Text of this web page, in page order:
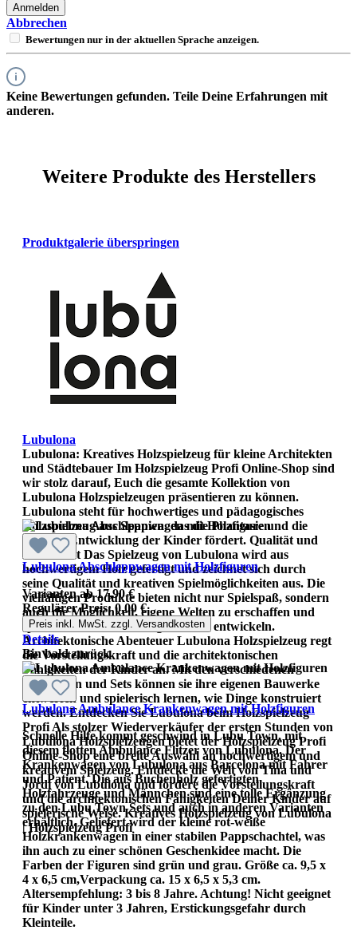
Anmelden
Abbrechen
Bewertungen nur in der aktuellen Sprache anzeigen.
Keine Bewertungen gefunden. Teile Deine Erfahrungen mit
anderen.
Weitere Produkte des Herstellers
Produktgalerie überspringen
Lubulona
Lubulona: Kreatives Holzspielzeug für kleine Architekten
und Städtebauer Im Holzspielzeug Profi Online-Shop sind
wir stolz darauf, Euch die gesamte Kollektion von
Lubulona Holzspielzeugen präsentieren zu können.
Lubulona steht für hochwertiges und pädagogisches
Holzspielzeug aus Spanien, das die Phantasie und die
kreative Entwicklung der Kinder fördert. Qualität und
Kreativität Das Spielzeug von Lubulona wird aus
hochwertigem Holz gefertigt und zeichnet sich durch
seine Qualität und kreativen Spielmöglichkeiten aus. Die
vielfältigen Produkte bieten nicht nur Spielspaß, sondern
auch die Möglichkeit, eigene Welten zu erschaffen und
spielerisch die Vorstellungskraft zu entwickeln.
Architektonische Abenteuer Lubulona Holzspielzeug regt
die Vorstellungskraft und die architektonischen
Fähigkeiten der Kinder an. Mit den verschiedenen
Bausteinen und Sets können sie ihre eigenen Bauwerke
entwerfen und spielerisch lernen, wie Dinge konstruiert
werden. Entdecken Sie Lubulona beim Holzspielzeug
Profi Als stolzer Wiederverkäufer der ersten Stunden von
Lubulona Holzspielzeugen bietet der Holzspielzeug Profi
Online-Shop eine breite Auswahl an hochwertigem und
kreativem Spielzeug. Entdecke die Welt von Tina und
Jordi von Lubulona und fördere die Vorstellungskraft
und die architektonischen Fähigkeiten Deiner Kinder auf
spielerische Weise. Kreatives Holzspielzeug von Lubulona
| Holzspielzeug Profi
Lubulona Abschleppwagen mit Holzfiguren
Varianten ab17,90 €
Regulärer Preis:0,00 €
Preis inkl. MwSt. zzgl. Versandkosten
Details
Bin bald zurück
Lubulona Ambulance Krankenwagen mit Holzfiguren
Schnelle Hilfe kommt geschwind in Lubu Town, mit
diesem flotten Ambulance Flitzer von Lubulona. Der
Krankenwagen von Lubulona aus Barcelona mit Fahrer
und Patient. Die aus Buchenholz gefertigten
Holzfahrzeuge und Männchen sind eine tolle Ergänzung
zu den Lubu Town Sets und auch in anderen Varianten
erhältlich. Geliefert wird der kleine rot-weiße
Holzkrankenwagen in einer stabilen Pappschachtel, was
ihn auch zu einer schönen Geschenkidee macht. Die
Farben der Figuren sind grün und grau. Größe ca. 9,5 x
4 x 6,5 cm,Verpackung ca. 15 x 6,5 x 5,3 cm.
Altersempfehlung: 3 bis 8 Jahre. Achtung! Nicht geeignet
für Kinder unter 3 Jahren, Erstickungsgefahr durch
Kleinteile.